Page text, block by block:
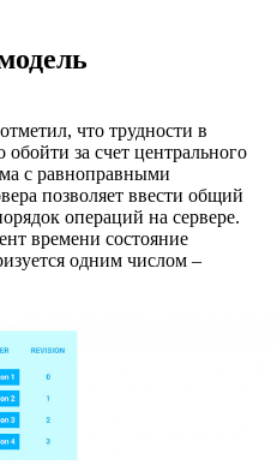
что трудности в
за счет центрального
с равноправными
позволяет ввести общий
операций на сервере.
времени состояние
одним числом –